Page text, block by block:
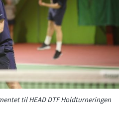
til HEAD DTF Holdturneringen